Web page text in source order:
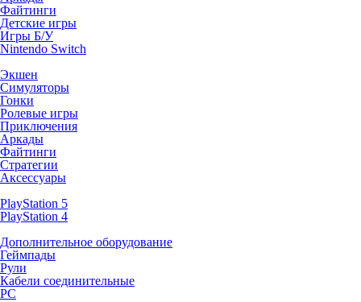
Файтинги
Детские игры
Игры Б/У
Nintendo Switch
Экшен
Симуляторы
Гонки
Ролевые игры
Приключения
Аркады
Файтинги
Стратегии
Аксессуары
PlayStation 5
PlayStation 4
Дополнительное оборудование
Геймпады
Рули
Кабели соединительные
PC